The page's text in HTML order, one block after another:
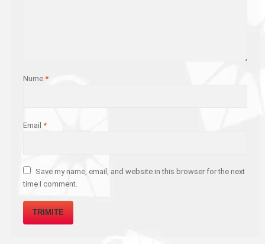
Nume*
Email*
Save my name, email, and website in this browser for the next
time I comment.